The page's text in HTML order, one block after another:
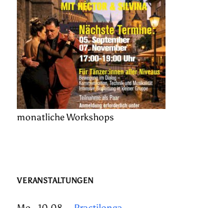
monatliche Workshops
VERANSTALTUNGEN